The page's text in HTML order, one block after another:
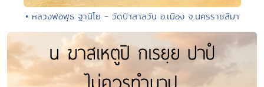
• หลวงพ่อพุธ ฐานิโย - วัดป่าสาลวัน อ.เมือง จ.นครราชสีมา